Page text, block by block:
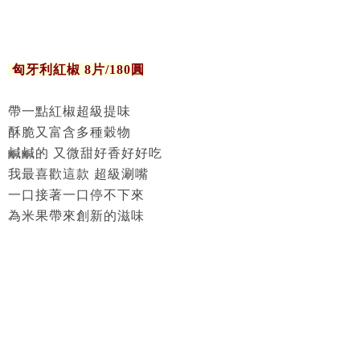
匈牙利紅椒 8片/180圓
帶一點紅椒超級提味
酥脆又富含多種穀物
鹹鹹的 又微甜好香好好吃
我最喜歡這款 超級涮嘴
一口接著一口停不下來
為米果帶來創新的滋味